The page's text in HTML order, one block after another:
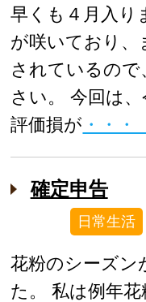
早くも４月入り
が咲いており
されているの
さい。 今回は
評価損が ・・・
確定申告
日常生活
花粉のシーズン
た。 私は例年